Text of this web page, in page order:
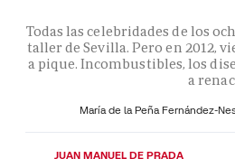
Todas las celebridades de los
taller de Sevilla. Pero en 2012,
a pique. Incombustibles, los
a
María de la Peña Fernández-
JUAN MANUEL DE PRADA